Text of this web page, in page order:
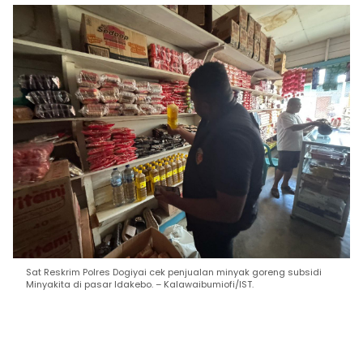
Sat Reskrim Polres Dogiyai cek penjualan minyak goreng subsidi
Minyakita di pasar Idakebo. – Kalawaibumiofi/IST.